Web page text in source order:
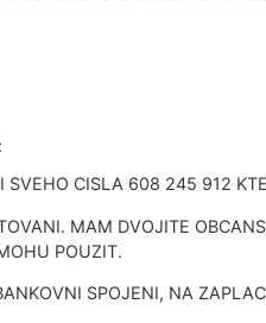
CISLA 608 245 912
MAM DVOJITE
POUZIT.
SPOJENI, NA